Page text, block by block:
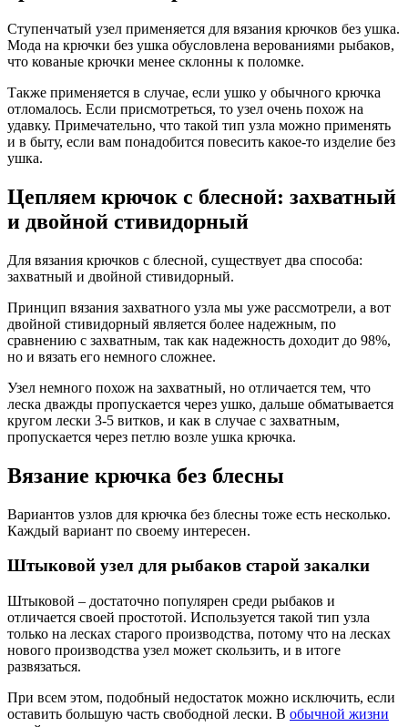
Ступенчатый узел применяется для вязания крючков без ушка.
Мода на крючки без ушка обусловлена верованиями рыбаков,
что кованые крючки менее склонны к поломке.
Также применяется в случае, если ушко у обычного крючка
отломалось. Если присмотреться, то узел очень похож на
удавку. Примечательно, что такой тип узла можно применять
и в быту, если вам понадобится повесить какое-то изделие без
ушка.
Цепляем крючок с блесной: захватный
и двойной стивидорный
Для вязания крючков с блесной, существует два способа:
захватный и двойной стивидорный.
Принцип вязания захватного узла мы уже рассмотрели, а вот
двойной стивидорный является более надежным, по
сравнению с захватным, так как надежность доходит до 98%,
но и вязать его немного сложнее.
Узел немного похож на захватный, но отличается тем, что
леска дважды пропускается через ушко, дальше обматывается
кругом лески 3-5 витков, и как в случае с захватным,
пропускается через петлю возле ушка крючка.
Вязание крючка без блесны
Вариантов узлов для крючка без блесны тоже есть несколько.
Каждый вариант по своему интересен.
Штыковой узел для рыбаков старой закалки
Штыковой – достаточно популярен среди рыбаков и
отличается своей простотой. Используется такой тип узла
только на лесках старого производства, потому что на лесках
нового производства узел может скользить, и в итоге
развязаться.
При всем этом, подобный недостаток можно исключить, если
оставить большую часть свободной лески. В обычной жизни